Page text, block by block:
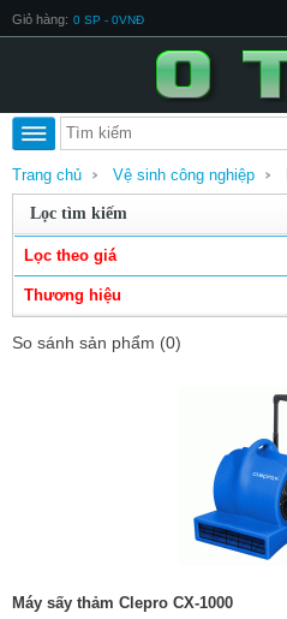
Giỏ hàng: 0 SP - 0VNĐ
Trang chủ Vệ sinh công nghiệp
Lọc tìm kiếm
Lọc theo giá
Thương hiệu
So sánh sản phẩm (0)
Máy sấy thảm Clepro CX-1000